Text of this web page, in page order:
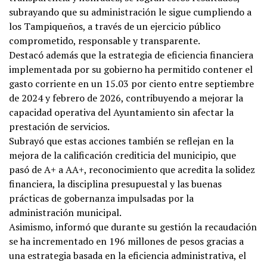
subrayando que su administración le sigue cumpliendo a
los Tampiqueños, a través de un ejercicio público
comprometido, responsable y transparente.
Destacó además que la estrategia de eficiencia financiera
implementada por su gobierno ha permitido contener el
gasto corriente en un 15.03 por ciento entre septiembre
de 2024 y febrero de 2026, contribuyendo a mejorar la
capacidad operativa del Ayuntamiento sin afectar la
prestación de servicios.
Subrayó que estas acciones también se reflejan en la
mejora de la calificación crediticia del municipio, que
pasó de A+ a AA+, reconocimiento que acredita la solidez
financiera, la disciplina presupuestal y las buenas
prácticas de gobernanza impulsadas por la
administración municipal.
Asimismo, informó que durante su gestión la recaudación
se ha incrementado en 196 millones de pesos gracias a
una estrategia basada en la eficiencia administrativa, el